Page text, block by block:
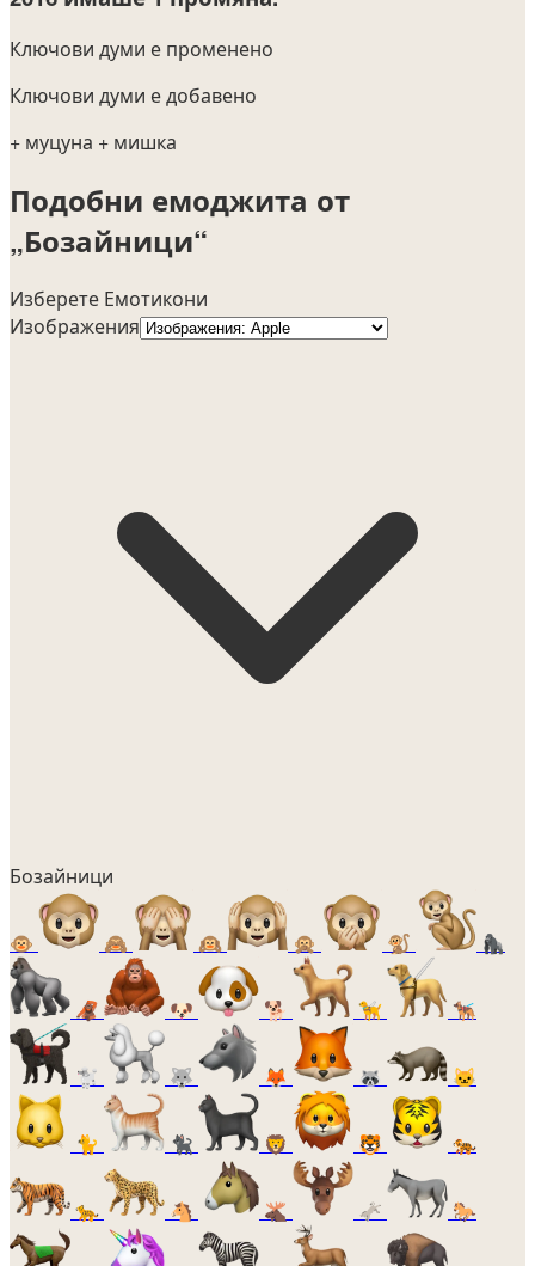
Ключови думи е променено
Ключови думи е добавено
+ муцуна + мишка
Подобни емоджита от
„Бозайници“
Изберете Емотикони
Изображения
Бозайници
🐵 🙈 🙉 🙊 🐒 🦍
🦧 🐶 🐕 🦮 🐕‍🦺
🐩 🐺 🦊 🦝 🐱
🐈 🐈‍⬛ 🦁 🐯 🐅
🐆 🐴 🫎 🫏 🐎